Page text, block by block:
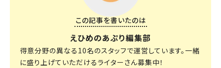
この記事を書いたのは
えひめのあぷり編集部
得意分野の異なる10名のスタッフで運営しています。一緒
に盛り上げていただけるライターさん募集中！